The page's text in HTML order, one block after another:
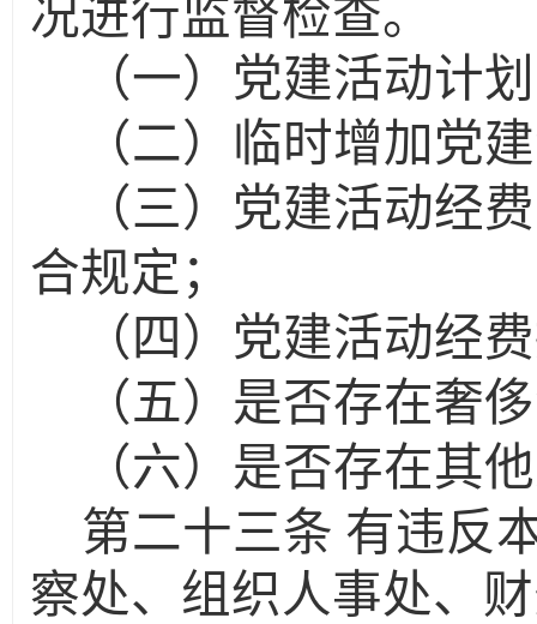
况进行监督检查。
（一）党建活动计
（二）临时增加党
（三）党建活动经
合规定；
（四）党建活动经
（五）是否存在奢
（六）是否存在其
第二十三条 有违反
察处、组织人事处、